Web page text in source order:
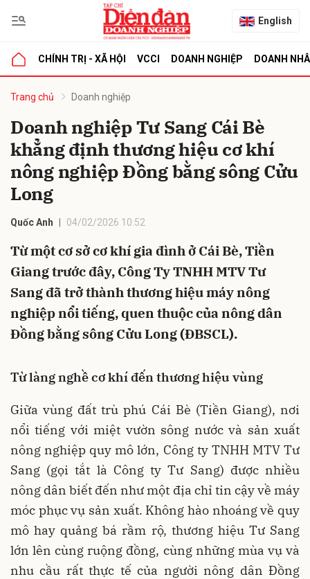
English
CHÍNH TRỊ - XÃ HỘI VCCI DOANH NGHIỆP DOANH
Trang chủ Doanh nghiệp
Doanh nghiệp Tư Sang Cái Bè
khẳng định thương hiệu cơ khí
nông nghiệp Đồng bằng sông Cửu
Long
Quốc Anh 04/02/2026 10:52
Từ một cơ sở cơ khí gia đình ở Cái Bè, Tiền
Giang trước đây, Công Ty TNHH MTV Tư
Sang đã trở thành thương hiệu máy nông
nghiệp nổi tiếng, quen thuộc của nông dân
Đồng bằng sông Cửu Long (ĐBSCL).
Từ làng nghề cơ khí đến thương hiệu vùng
Giữa vùng đất trù phú Cái Bè (Tiền Giang), nơi
nổi tiếng với miệt vườn sông nước và sản xuất
nông nghiệp quy mô lớn, Công ty TNHH MTV Tư
Sang (gọi tắt là Công ty Tư Sang) được nhiều
nông dân biết đến như một địa chỉ tin cậy về máy
móc phục vụ sản xuất. Không hào nhoáng về quy
mô hay quảng bá rầm rộ, thương hiệu Tư Sang
lớn lên cùng ruộng đồng, cùng những mùa vụ và
nhu cầu rất thực tế của người nông dân Đồng
luận